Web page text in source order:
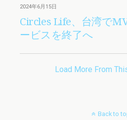
2024年6月15日
Circles Life、台湾で
ービスを終了へ
Load More From
Back to